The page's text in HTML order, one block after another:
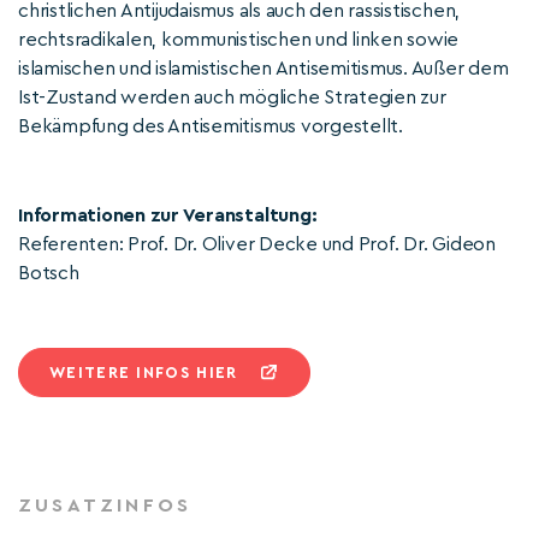
christlichen Antijudaismus als auch den rassistischen,
rechtsradikalen, kommunistischen und linken sowie
islamischen und islamistischen Antisemitismus. Außer dem
Ist-Zustand werden auch mögliche Strategien zur
Bekämpfung des Antisemitismus vorgestellt.
Informationen zur Veranstaltung:
Referenten: Prof. Dr. Oliver Decke und Prof. Dr. Gideon
Botsch
WEITERE INFOS HIER
ZUSATZINFOS